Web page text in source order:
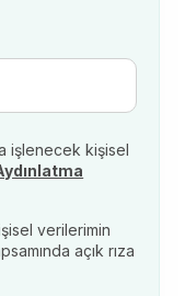
işlenecek kişisel
verilerimin
açık rıza